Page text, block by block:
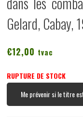
Gelard, Cabay,
€12,00 tvac
RUPTURE DE STOCK
Me prévenir si le titre